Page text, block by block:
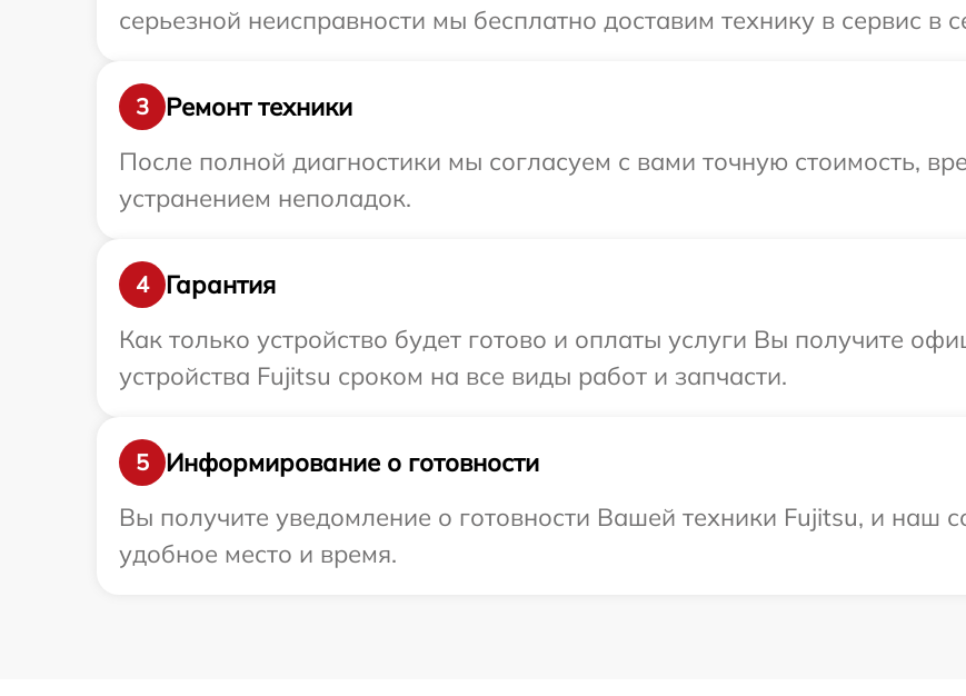
серьезной неисправности мы бесплатно доставим технику в сервис в
3
Ремонт техники
После полной диагностики мы согласуем с вами точную стоимость,
устранением неполадок.
4
Гарантия
Как только устройство будет готово и оплаты услуги Вы получите
устройства Fujitsu сроком на все виды работ и запчасти.
5
Информирование о готовности
Вы получите уведомление о готовности Вашей техники Fujitsu, и наш
удобное место и время.